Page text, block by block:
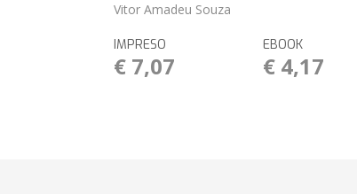
Vitor Amadeu Souza
IMPRESO
€ 7,07
EBOOK
€ 4,17